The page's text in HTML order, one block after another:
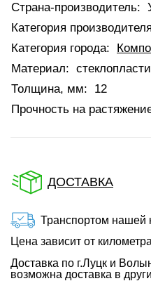
Страна-производитель:
Категория
Категория города:
Материал:
Толщина, мм:
12
Прочность на
ДОСТАВКА
Транспортом нашей
Цена зависит от
Доставка по г.Луцк и
возможна доставка в